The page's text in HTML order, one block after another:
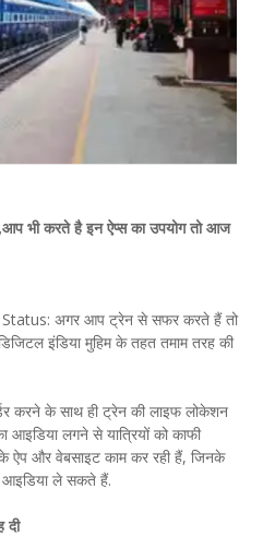
भी करते है इन ऐप्स का उपयोग तो आज
अगर आप ट्रेन से सफर करते हैं तो
इंडिया मुहिम के तहत तमाम तरह की
करने के साथ ही ट्रेन की लाइफ लोकेशन
लगने से यात्र‍ियों को काफी
ऐप और वेबसाइट काम कर रही हैं, ज‍िनके
ले सकते हैं.
दी